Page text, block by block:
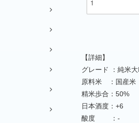
【詳細】
グレード ：純米
原料米 ：国産米
精米歩合：50%
日本酒度：+6
酸度 ：-